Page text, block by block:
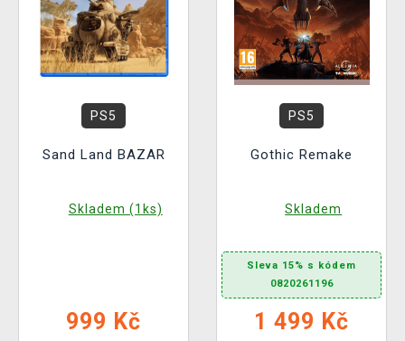
PS5
Sand Land BAZAR
Skladem (1ks)
999 Kč
PS5
Gothic Remake
Skladem
Sleva 15% s kódem
0820261196
1 499 Kč